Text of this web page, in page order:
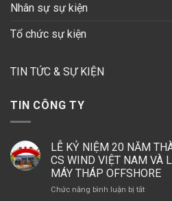
Nhân sự sự kiện
Tổ chức sự kiện
TIN TỨC & SỰ KIỆN
TIN CÔNG TY
LỄ KỶ NIỆM 20 NĂM
CS WIND VIỆT NAM VÀ
MÁY THÁP OFFSHORE
Chức năng bình luận bị tắtở